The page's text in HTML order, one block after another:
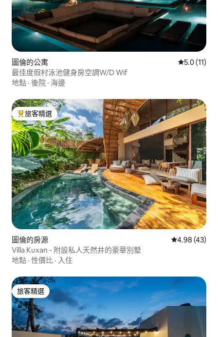
圖倫的公寓 從 11 則評
5.0 (11)
最佳度假村泳池健身房空調W/D Wif
地點 · 後院 · 海邊
旅客精選榜首
旅客精選
圖倫的房源 從 43 則評價
4.98 (43)
Villa Kuxan - 附設私人天然井的豪華別墅
地點 · 性價比 · 入住
旅客精選
旅客精選